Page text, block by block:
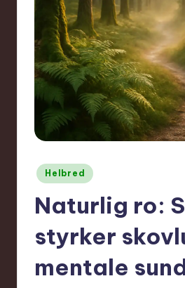
Posted
in
Helbred
Naturlig ro:
styrker
mentale